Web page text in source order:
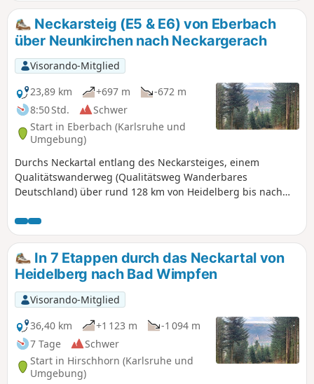
Neckarsteig (E5 & E6) von Eberbach
über Neunkirchen nach Neckargerach
Visorando-Mitglied
23,89 km
+697 m
-672 m
8:50 Std.
Schwer
Start in Eberbach (Karlsruhe und
Umgebung)
Durchs Neckartal entlang des Neckarsteiges, einem
Qualitätswanderweg (Qualitätsweg Wanderbares
Deutschland) über rund 128 km von Heidelberg bis nach
Mehrtages- oder Tagestour erwandern. Damit dieser
zusammengefasste Teilabschnitt von der Länge auch
wanderbar bleibt, haben wir ein paar Anpassungen am
Streckenverlauf vorgenommen.
In 7 Etappen durch das Neckartal von
Heidelberg nach Bad Wimpfen
Visorando-Mitglied
36,40 km
+1 123 m
-1 094 m
7 Tage
Schwer
Start in Hirschhorn (Karlsruhe und
Umgebung)